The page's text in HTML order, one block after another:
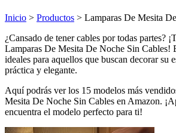
Inicio > Productos > Lamparas De Mesita
¿Cansado de tener cables por todas partes?
Lamparas De Mesita De Noche Sin Cables!
ideales para aquellos que buscan decorar su
práctica y elegante.
Aquí podrás ver los 15 modelos más
Mesita De Noche Sin Cables en Amazon.
encuentra el modelo perfecto para ti!